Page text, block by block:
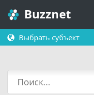
Buzznet
Выбрать субъект